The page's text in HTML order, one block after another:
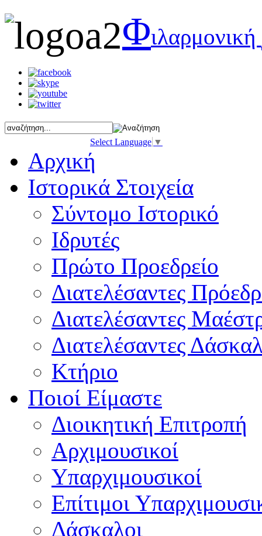
Φιλαρμονική
Select Language ▼
Αρχική
Ιστορικά Στοιχεία
Σύντομο Ιστορικό
Ιδρυτές
Πρώτο Προεδρείο
Διατελέσαντες
Διατελέσαντες
Διατελέσαντες
Κτήριο
Ποιοί Είμαστε
Διοικητική Επιτροπή
Aρχιμουσικοί
Υπαρχιμουσικοί
Επίτιμοι
Δάσκαλοι